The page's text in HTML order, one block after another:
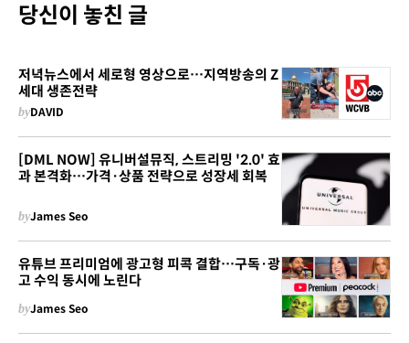
당신이 놓친 글
저녁뉴스에서 세로형 영상으로…지역방송의 Z
세대 생존전략
byDAVID
[DML NOW] 유니버설뮤직, 스트리밍 '2.0' 효
과 본격화…가격·상품 전략으로 성장세 회복
byJames Seo
유튜브 프리미엄에 광고형 피콕 결합…구독·광
고 수익 동시에 노린다
byJames Seo